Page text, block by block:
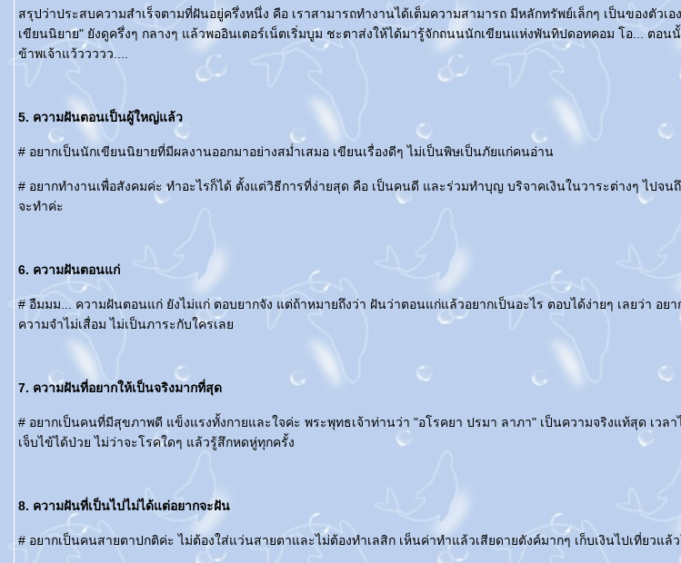
สรุปว่าประสบความสำเร็จตามที่ฝันอยู่ครึ่งหนึ่ง คือ เราสามารถทำงานได้เต็มความสามารถ มีหลักทรัพย์เล็กๆ เป็นของตัวเ
เขียนนิยาย" ยังดูครึ่งๆ กลางๆ แล้วพออินเตอร์เน็ตเริ่มบูม ชะตาส่งให้ได้มารู้จักถนนนักเขียนแห่งพันทิปดอทคอม โอ... ตอน
ข้าพเจ้าแว้ววววว....
5. ความฝันตอนเป็นผู้ใหญ่แล้ว
# อยากเป็นนักเขียนนิยายที่มีผลงานออกมาอย่างสม่ำเสมอ เขียนเรื่องดีๆ ไม่เป็นพิษเป็นภัยแก่คนอ่าน
# อยากทำงานเพื่อสังคมค่ะ ทำอะไรก็ได้ ตั้งแต่วิธีการที่ง่ายสุด คือ เป็นคนดี และร่วมทำบุญ บริจาคเงินในวาระต่างๆ ไปจน
จะทำค่ะ
6. ความฝันตอนแก่
# อืมมม... ความฝันตอนแก่ ยังไม่แก่ ตอบยากจัง แต่ถ้าหมายถึงว่า ฝันว่าตอนแก่แล้วอยากเป็นอะไร ตอบได้ง่ายๆ เลยว่า อย
ความจำไม่เสื่อม ไม่เป็นภาระกับใครเล
7. ความฝันที่อยากให้เป็นจริงมากที่สุด
# อยากเป็นคนที่มีสุขภาพดี แข็งแรงทั้งกายและใจค่ะ พระพุทธเจ้าท่านว่า "อโรคยา ปรมา ลาภา" เป็นความจริงแท้สุด เวลา
เจ็บไข้ได้ป่วย ไม่ว่าจะโรคใดๆ แล้วรู้สึกหดหู่ทุกครั้ง
8. ความฝันที่เป็นไปไม่ได้แต่อยากจะฝัน
# อยากเป็นคนสายตาปกติค่ะ ไม่ต้องใส่แว่นสายตาและไม่ต้องทำเลสิก เห็นค่าทำแล้วเสียดายตังค์มากๆ เก็บเงินไปเที่ยวแล้